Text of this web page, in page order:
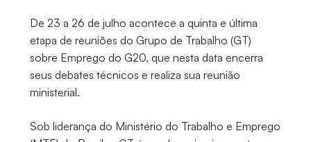
De 23 a 26 de julho acontece a quinta e última
etapa de reuniões do Grupo de Trabalho (GT)
sobre Emprego do G20, que nesta data encerra
seus debates técnicos e realiza sua reunião
ministerial.
Sob liderança do Ministério do Trabalho e Emprego